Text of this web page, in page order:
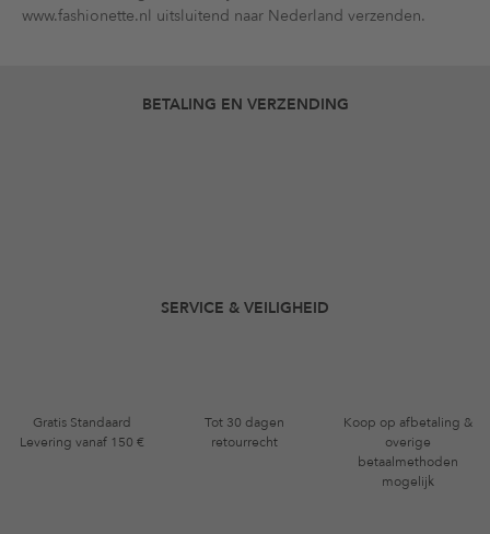
www.fashionette.nl uitsluitend naar Nederland verzenden.
BETALING EN VERZENDING
SERVICE & VEILIGHEID
Gratis Standaard
Levering vanaf 150 €
Tot 30 dagen
retourrecht
Koop op afbetaling &
overige
betaalmethoden
mogelijk